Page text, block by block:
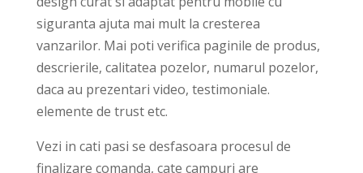
siguranta ajuta mai mult la cresterea
vanzarilor. Mai poti verifica paginile de produs,
descrierile, calitatea pozelor, numarul pozelor,
daca au prezentari video, testimoniale.
elemente de trust etc.
Vezi in cati pasi se desfasoara procesul de
finalizare comanda, cate campuri are